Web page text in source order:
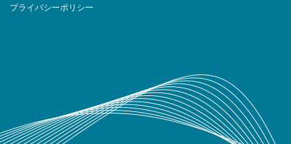
プライバシーポリシー